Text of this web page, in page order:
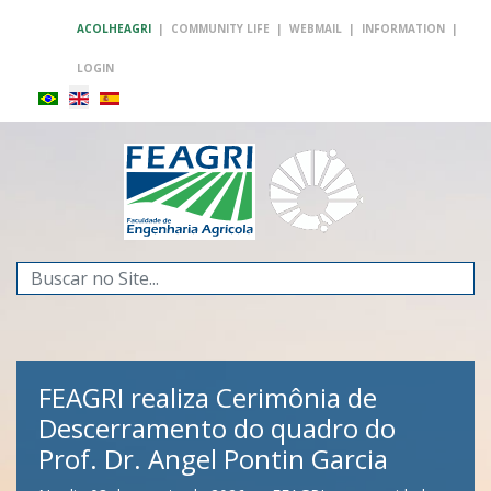
ACOLHEAGRI | COMMUNITY LIFE | WEBMAIL | INFORMATION |
LOGIN
Search
...
FEAGRI realiza Cerimônia de
Descerramento do quadro do
Prof. Dr. Angel Pontin Garcia
FEAGRI